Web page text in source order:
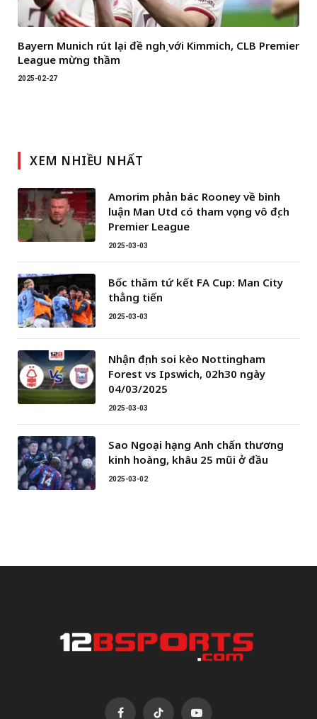
Bayern Munich rút lại đề nghị với Kimmich, CLB Premier
League mừng thầm
2025-02-27
XEM NHIỀU NHẤT
Amorim phản bác Rooney về bình
luận Man Utd có tham vọng vô địch
Premier League
2025-03-03
Bốc thăm tứ kết FA Cup: Man City
thẳng tiến
2025-03-03
Nhận định soi kèo Nottingham
Forest vs Ipswich, 02h30 ngày
04/03/2025
2025-03-03
Sao Ngoại hạng Anh chấn thương
kinh hoàng, khâu 25 mũi ở đầu
2025-03-02